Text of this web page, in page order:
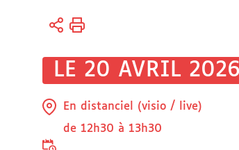
ici :
LE 20 AVRIL 2026
En distanciel (visio / live)
de 12h30 à 13h30